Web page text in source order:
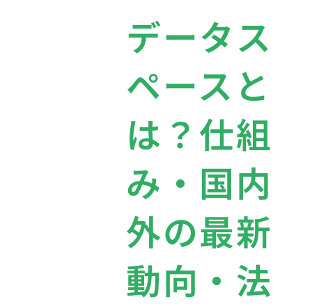
データス
ペースと
は？仕組
み・国内
外の最新
動向・法